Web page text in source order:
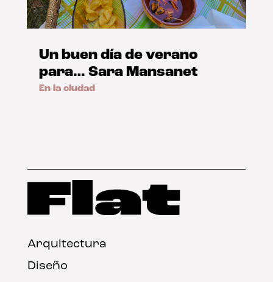
Un buen día de verano
para… Sara Mansanet
En la ciudad
Arquitectura
Diseño